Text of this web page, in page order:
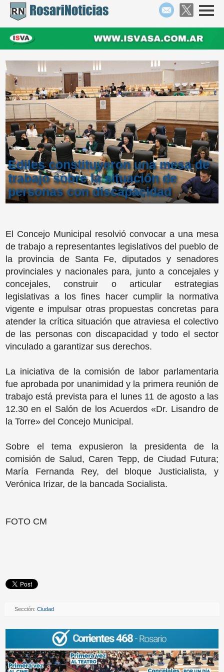
Ediles constituyeron una mesa de
trabajo sobre la situación de
personas con discapacidad
El Concejo Municipal resolvió convocar a una mesa
de trabajo a representantes legislativos del pueblo de
la provincia de Santa Fe, diputados y senadores
provinciales y nacionales para, junto a concejales y
concejales, construir o articular estrategias
legislativas a los fines hacer cumplir la normativa
vigente e impulsar otras propuestas concretas para
atender la crítica situación que atraviesa el colectivo
de las personas con discapacidad y todo el sector
vinculado a garantizar sus derechos.
La iniciativa de la comisión de labor parlamentaria
fue aprobada por unanimidad y la primera reunión de
trabajo está prevista para el lunes 11 de agosto a las
12.30 en el Salón de los Acuerdos «Dr. Lisandro de
la Torre» del Concejo Municipal.
Sobre el tema expusieron la presidenta de la
comisión de Salud, Caren Tepp, de Ciudad Futura;
María Fernanda Rey, del bloque Justicialista, y
Verónica Irizar, de la bancada Socialista.
FOTO CM
Sección:Ciudad